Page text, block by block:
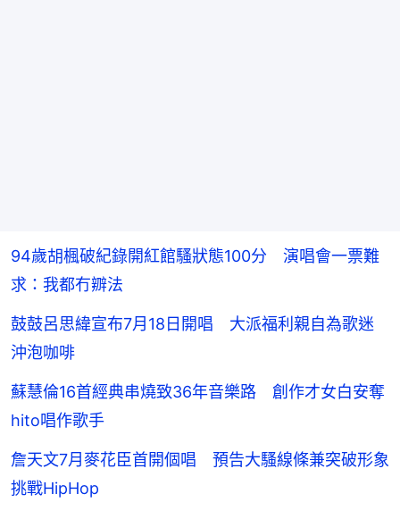
94歲胡楓破紀錄開紅館騷狀態100分 演唱會一票難
求：我都冇辧法
鼓鼓呂思緯宣布7月18日開唱 大派福利親自為歌迷
沖泡咖啡
蘇慧倫16首經典串燒致36年音樂路 創作才女白安奪
hito唱作歌手
詹天文7月麥花臣首開個唱 預告大騷線條兼突破形象
挑戰HipHop